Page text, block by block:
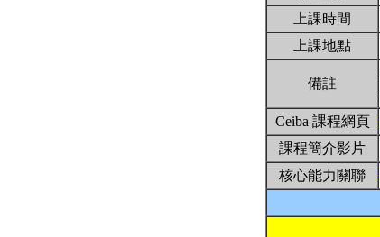
上課時間
上課地點
備註
Ceiba 課程網頁
課程簡介影片
核心能力關聯